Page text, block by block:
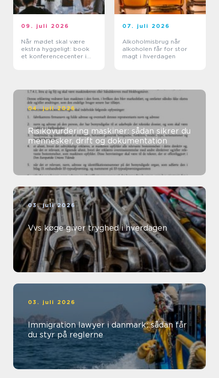
09. juli 2026
Når mødet skal være
ekstra hyggeligt: book
et konferencecenter i
07. juli 2026
Alkoholmisbrug når
alkoholen får for stor
magt i hverdagen
04. juli 2026
Risikovurdering maskiner: sådan sikrer du
mennesker, drift og dokumentation
03. juli 2026
Vvs køge giver tryghed i hverdagen
03. juli 2026
Immigration lawyer i danmark: sådan får
du styr på reglerne